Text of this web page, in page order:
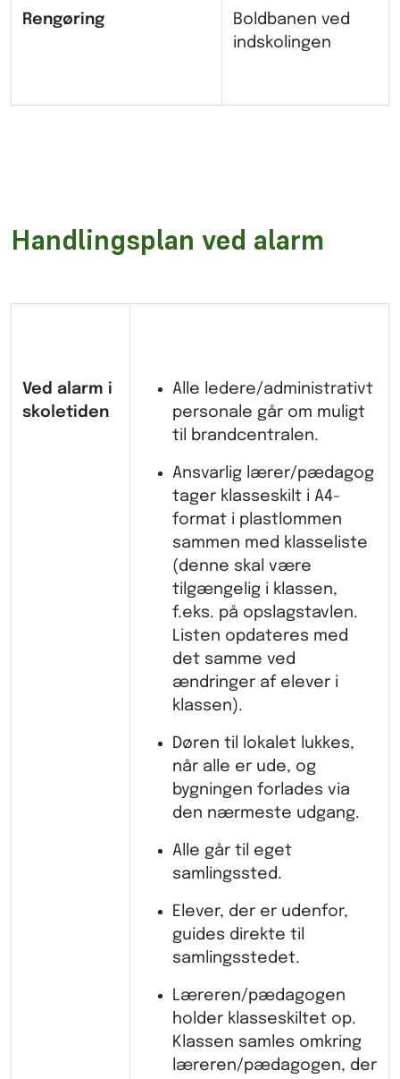
Rengøring
Boldbanen ved
indskolingen
Handlingsplan ved alarm
Ved alarm i
skoletiden
Alle ledere/administrativt
personale går om muligt
til brandcentralen.
Ansvarlig lærer/pædagog
tager klasseskilt i A4-
format i plastlommen
sammen med klasseliste
(denne skal være
tilgængelig i klassen,
f.eks. på opslagstavlen.
Listen opdateres med
det samme ved
ændringer af elever i
klassen).
Døren til lokalet lukkes,
når alle er ude, og
bygningen forlades via
den nærmeste udgang.
Alle går til eget
samlingssted.
Elever, der er udenfor,
guides direkte til
samlingsstedet.
Læreren/pædagogen
holder klasseskiltet op.
Klassen samles omkring
læreren/pædagogen, der